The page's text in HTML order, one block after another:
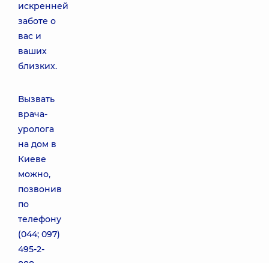
искренней
заботе о
вас и
ваших
близких.
Вызвать
врача-
уролога
на дом в
Киеве
можно,
позвонив
по
телефону
(044; 097)
495-2-